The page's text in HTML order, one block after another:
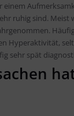
einem
ruhig sind. Meist
Hyperaktivität,
sehr spät